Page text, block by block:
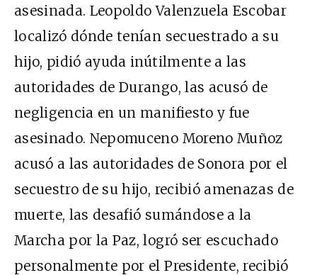
asesinada. Leopoldo Valenzuela Escobar
localizó dónde tenían secuestrado a su
hijo, pidió ayuda inútilmente a las
autoridades de Durango, las acusó de
negligencia en un manifiesto y fue
asesinado. Nepomuceno Moreno Muñoz
acusó a las autoridades de Sonora por el
secuestro de su hijo, recibió amenazas de
muerte, las desafió sumándose a la
Marcha por la Paz, logró ser escuchado
personalmente por el Presidente, recibió